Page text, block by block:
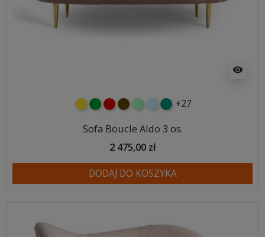
visibility
żółtyzielonyczerwony
czekoladowy
miętowybłękitny
turkusowy
+27
Sofa Boucle Aldo 3 os.
2 475,00 zł
DODAJ DO KOSZYKA